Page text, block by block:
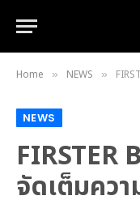
Home » NEWS » FIRSTER BY KING
NEWS
FIRSTER
จัดเต็มควา